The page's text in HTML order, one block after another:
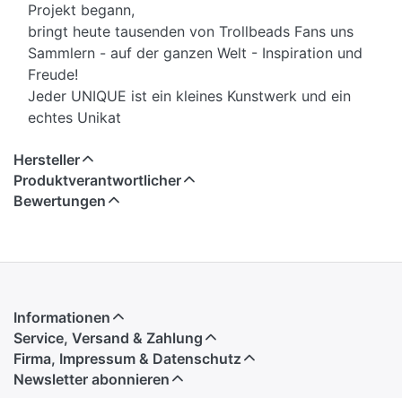
Projekt begann,
bringt heute tausenden von Trollbeads Fans uns
Sammlern - auf der ganzen Welt - Inspiration und
Freude!
Jeder UNIQUE ist ein kleines Kunstwerk und ein
echtes Unikat
Hersteller
Produktverantwortlicher
Bewertungen
Informationen
Service, Versand & Zahlung
Firma, Impressum & Datenschutz
Newsletter abonnieren